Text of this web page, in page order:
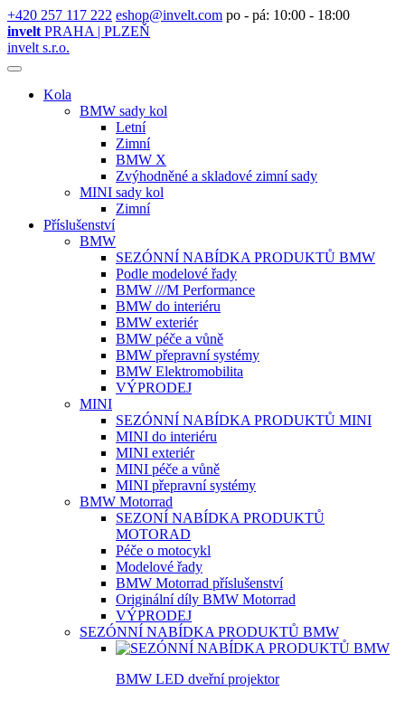
+420 257 117 222 eshop@invelt.com po - pá: 10:00 - 18:00
invelt PRAHA | PLZEŇ
invelt s.r.o.
Kola
BMW sady kol
Letní
Zimní
BMW X
Zvýhodněné a skladové zimní sady
MINI sady kol
Zimní
Příslušenství
BMW
SEZÓNNÍ NABÍDKA PRODUKTŮ BMW
Podle modelové řady
BMW ///M Performance
BMW do interiéru
BMW exteriér
BMW péče a vůně
BMW přepravní systémy
BMW Elektromobilita
VÝPRODEJ
MINI
SEZÓNNÍ NABÍDKA PRODUKTŮ MINI
MINI do interiéru
MINI exteriér
MINI péče a vůně
MINI přepravní systémy
BMW Motorrad
SEZONÍ NABÍDKA PRODUKTŮ
MOTORAD
Péče o motocykl
Modelové řady
BMW Motorrad příslušenství
Originální díly BMW Motorrad
VÝPRODEJ
SEZÓNNÍ NABÍDKA PRODUKTŮ BMW
BMW LED dveřní projektor